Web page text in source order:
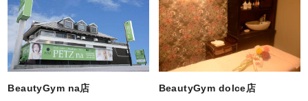
BeautyGym na店 BeautyGym dolce店